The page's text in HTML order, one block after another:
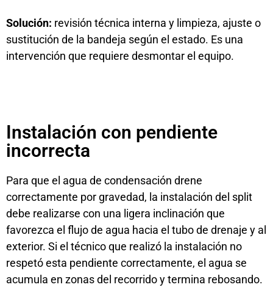
Solución: revisión técnica interna y limpieza, ajuste o
sustitución de la bandeja según el estado. Es una
intervención que requiere desmontar el equipo.
Instalación con pendiente
incorrecta
Para que el agua de condensación drene
correctamente por gravedad, la instalación del split
debe realizarse con una ligera inclinación que
favorezca el flujo de agua hacia el tubo de drenaje y al
exterior. Si el técnico que realizó la instalación no
respetó esta pendiente correctamente, el agua se
acumula en zonas del recorrido y termina rebosando.